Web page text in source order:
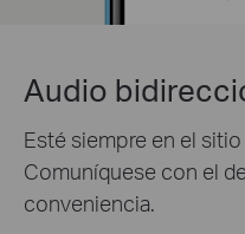
Audio
Esté siempre en el
Comuníquese con el
conveniencia.